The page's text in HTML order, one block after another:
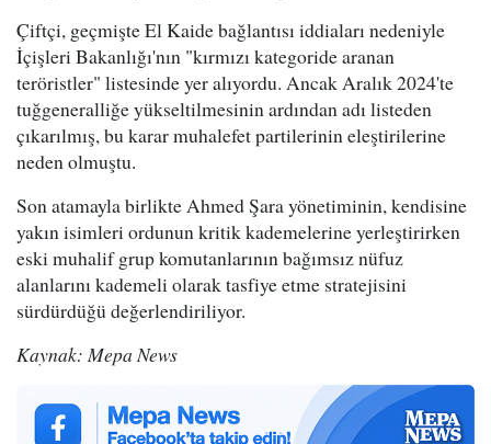
Çiftçi, geçmişte El Kaide bağlantısı iddiaları nedeniyle
İçişleri Bakanlığı'nın "kırmızı kategoride aranan
teröristler" listesinde yer alıyordu. Ancak Aralık 2024'te
tuğgeneralliğe yükseltilmesinin ardından adı listeden
çıkarılmış, bu karar muhalefet partilerinin eleştirilerine
neden olmuştu.
Son atamayla birlikte Ahmed Şara yönetiminin, kendisine
yakın isimleri ordunun kritik kademelerine yerleştirirken
eski muhalif grup komutanlarının bağımsız nüfuz
alanlarını kademeli olarak tasfiye etme stratejisini
sürdürdüğü değerlendiriliyor.
Kaynak: Mepa News